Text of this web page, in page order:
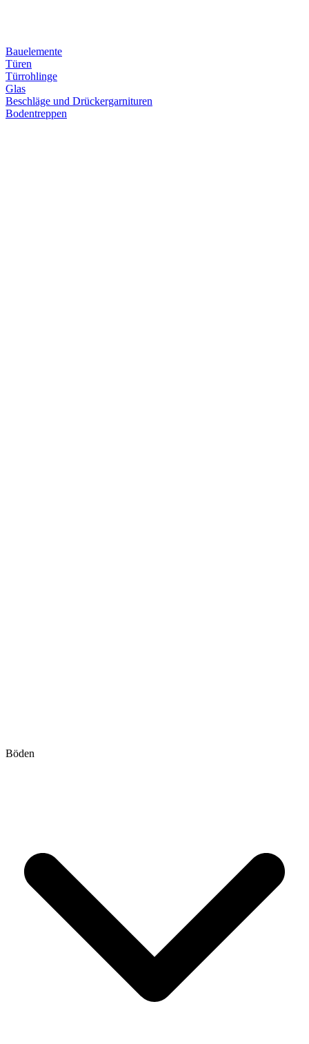
Bauelemente
Türen
Türrohlinge
Glas
Beschläge und Drückergarnituren
Bodentreppen
Böden